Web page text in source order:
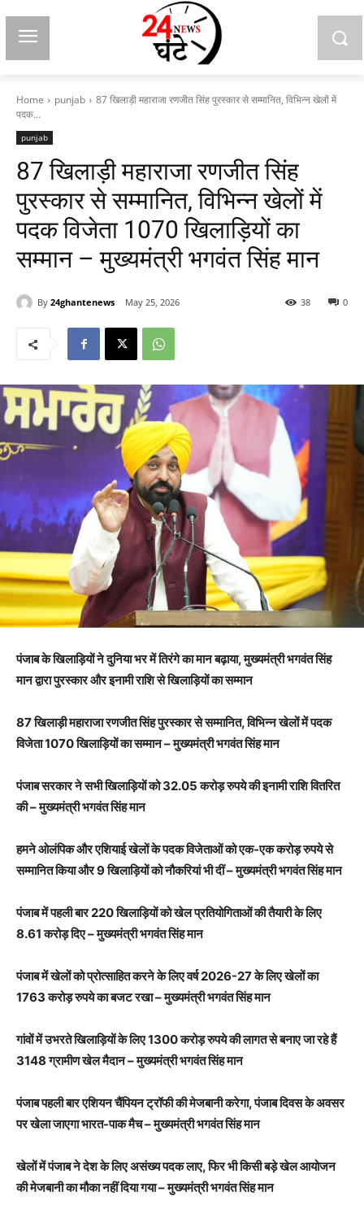
Home punjab
87 खिलाड़ी महाराजा रणजीत सिंह पुरस्कार से सम्मानित, विभिन्न खेलों में
पदक...
punjab
87 खिलाड़ी महाराजा रणजीत सिंह
पुरस्कार से सम्मानित, विभिन्न खेलों में
पदक विजेता 1070 खिलाड़ियों का
सम्मान – मुख्यमंत्री भगवंत सिंह मान
By 24ghantenews May 25, 2026 0
38
पंजाब के खिलाड़ियों ने दुनिया भर में तिरंगे का मान बढ़ाया, मुख्यमंत्री भगवंत सिंह
मान द्वारा पुरस्कार और इनामी राशि से खिलाड़ियों का सम्मान
87 खिलाड़ी महाराजा रणजीत सिंह पुरस्कार से सम्मानित, विभिन्न खेलों में पदक
विजेता 1070 खिलाड़ियों का सम्मान – मुख्यमंत्री भगवंत सिंह मान
पंजाब सरकार ने सभी खिलाड़ियों को 32.05 करोड़ रुपये की इनामी राशि वितरित
की – मुख्यमंत्री भगवंत सिंह मान
हमने ओलंपिक और एशियाई खेलों के पदक विजेताओं को एक-एक करोड़ रुपये से
सम्मानित किया और 9 खिलाड़ियों को नौकरियां भी दीं – मुख्यमंत्री भगवंत सिंह मान
पंजाब में पहली बार 220 खिलाड़ियों को खेल प्रतियोगिताओं की तैयारी के लिए
8.61 करोड़ दिए – मुख्यमंत्री भगवंत सिंह मान
पंजाब में खेलों को प्रोत्साहित करने के लिए वर्ष 2026-27 के लिए खेलों का
1763 करोड़ रुपये का बजट रखा – मुख्यमंत्री भगवंत सिंह मान
गांवों में उभरते खिलाड़ियों के लिए 1300 करोड़ रुपये की लागत से बनाए जा रहे हैं
3148 ग्रामीण खेल मैदान – मुख्यमंत्री भगवंत सिंह मान
पंजाब पहली बार एशियन चैंपियन ट्रॉफी की मेजबानी करेगा, पंजाब दिवस के अवसर
पर खेला जाएगा भारत-पाक मैच – मुख्यमंत्री भगवंत सिंह मान
खेलों में पंजाब ने देश के लिए असंख्य पदक लाए, फिर भी किसी बड़े खेल आयोजन
की मेजबानी का मौका नहीं दिया गया – मुख्यमंत्री भगवंत सिंह मान